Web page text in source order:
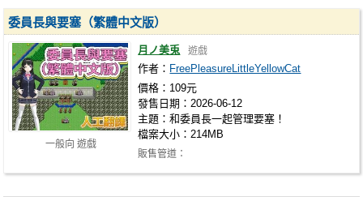
一般向 遊戲
委員長與要塞（繁體中文版）
月ノ美兎 遊戲
作者： FreePleasureLittleYellowCat
價格：109元
發售日期：2026-06-12
主題：和委員長一起管理要塞！
檔案大小：214MB
販售管道：